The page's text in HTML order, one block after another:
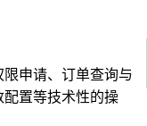
申请、订单查询与
置等技术性的操